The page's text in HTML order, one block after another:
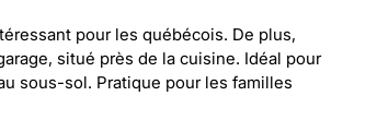
pour les québécois. De plus,
situé près de la cuisine. Idéal pour
sous-sol. Pratique pour les familles